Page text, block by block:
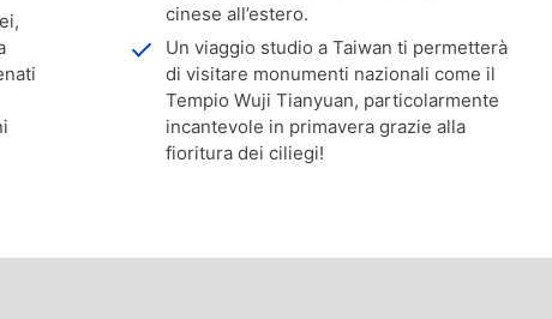
cinese all’estero.
Un viaggio studio a Taiwan ti permetterà
di visitare monumenti nazionali come il
Tempio Wuji Tianyuan, particolarmente
incantevole in primavera grazie alla
fioritura dei ciliegi!